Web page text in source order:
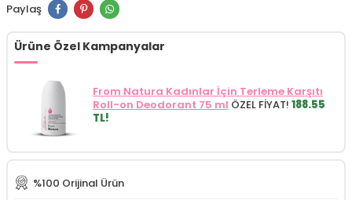
Paylaş
Ürüne Özel Kampanyalar
From Natura Kadınlar İçin Terleme Karşıtı
Roll-on Deodorant 75 ml ÖZEL FİYAT! 188.55
TL!
%100 Orijinal Ürün